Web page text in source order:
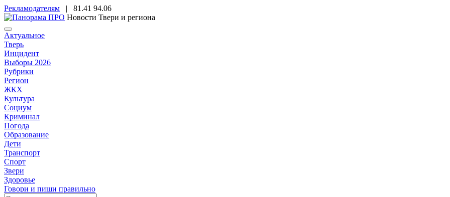
Рекламодателям | 81.41 94.06
Новости Твери и региона
Актуальное
Тверь
Инцидент
Выборы 2026
Рубрики
Регион
ЖКХ
Культура
Социум
Криминал
Погода
Образование
Дети
Транспорт
Спорт
Звери
Здоровье
Говори и пиши правильно